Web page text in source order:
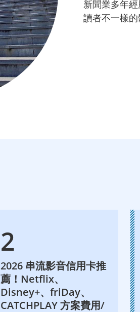
新聞業多年
讀者不一樣的
2026 串流影音信用卡推
薦！Netflix、
Disney+、friDay、
CATCHPLAY 方案費用/